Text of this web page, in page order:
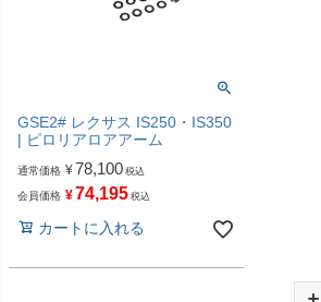
GSE2# レクサス IS250・IS350
| ピロリアロアアーム
通常価格 ¥78,100 税込
会員価格 ¥74,195 税込
カートに入れる